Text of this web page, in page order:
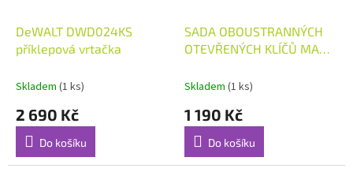
DeWALT DWD024KS
příklepová vrtačka
Skladem (1 ks)
2 690 Kč
Do košíku
SADA OBOUSTRANNÝCH
OTEVŘENÝCH KLÍČŮ MAXI
Skladem (1 ks)
1 190 Kč
Do košíku